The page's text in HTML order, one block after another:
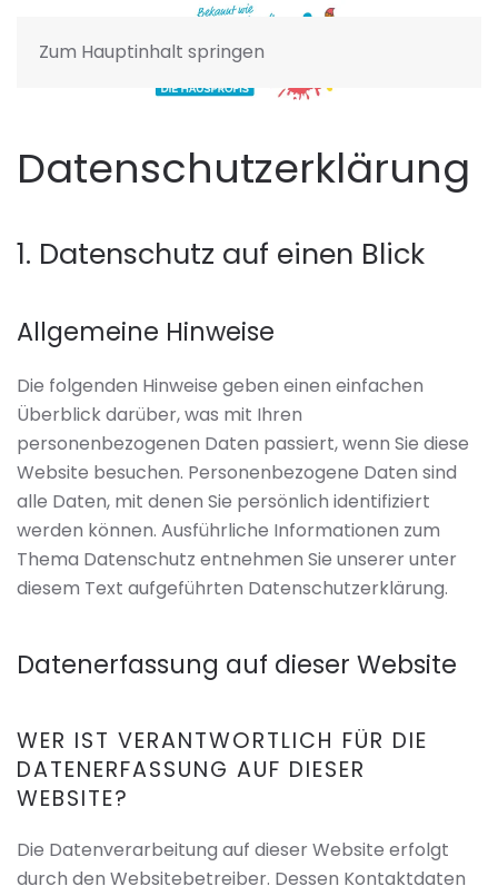
Zum Hauptinhalt springen
Datenschutz­erklärung
1. Datenschutz auf einen Blick
Allgemeine Hinweise
Die folgenden Hinweise geben einen einfachen
Überblick darüber, was mit Ihren
personenbezogenen Daten passiert, wenn Sie diese
Website besuchen. Personenbezogene Daten sind
alle Daten, mit denen Sie persönlich identifiziert
werden können. Ausführliche Informationen zum
Thema Datenschutz entnehmen Sie unserer unter
diesem Text aufgeführten Datenschutzerklärung.
Datenerfassung auf dieser Website
WER IST VERANTWORTLICH FÜR DIE
DATENERFASSUNG AUF DIESER
WEBSITE?
Die Datenverarbeitung auf dieser Website erfolgt
durch den Websitebetreiber. Dessen Kontaktdaten